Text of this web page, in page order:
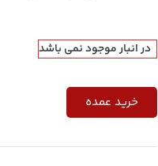
در انبار موجود نمی باشد
خرید عمده